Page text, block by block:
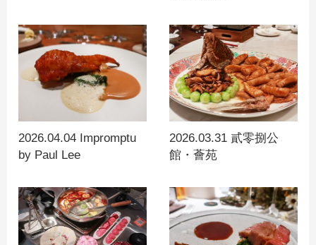
2026.04.04 Impromptu
by Paul Lee
2026.03.31 貳零捌公
館・薈苑